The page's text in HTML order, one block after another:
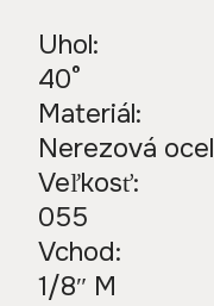
Uhol:
40°
Materiál:
Nerezová ocel
Veľkosť:
055
Vchod:
1/8″ M